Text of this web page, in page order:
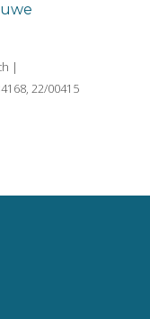
|
22/00415